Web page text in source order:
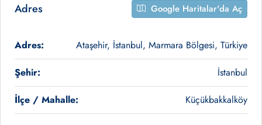
Adres Google Haritalar'da Aç
Adres: Ataşehir, İstanbul, Marmara Bölgesi, Türkiye
Şehir: İstanbul
İlçe / Mahalle: Küçükbakkalköy